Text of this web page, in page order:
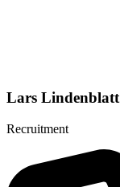
Lars Lindenblatt
Recruitment